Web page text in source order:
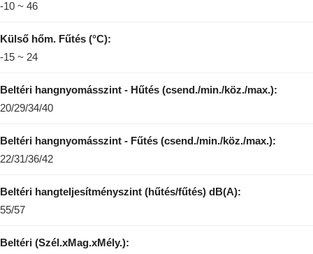
-10 ~ 46
Külső hőm. Fűtés (°C):
-15 ~ 24
Beltéri hangnyomásszint - Hűtés (csend./min./köz./max.):
20/29/34/40
Beltéri hangnyomásszint - Fűtés (csend./min./köz./max.):
22/31/36/42
Beltéri hangteljesítményszint (hűtés/fűtés) dB(A):
55/57
Beltéri (Szél.xMag.xMély.):